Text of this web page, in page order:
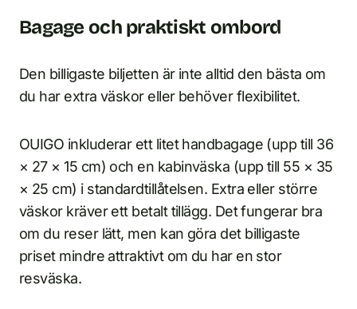
Bagage och praktiskt ombord
Den billigaste biljetten är inte alltid den bästa om
du har extra väskor eller behöver flexibilitet.
OUIGO inkluderar ett litet handbagage (upp till 36
× 27 × 15 cm) och en kabinväska (upp till 55 × 35
× 25 cm) i standardtillåtelsen. Extra eller större
väskor kräver ett betalt tillägg. Det fungerar bra
om du reser lätt, men kan göra det billigaste
priset mindre attraktivt om du har en stor
resväska.